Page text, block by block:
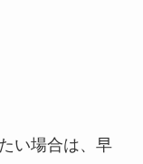
い場合は、早